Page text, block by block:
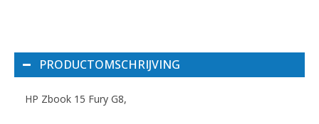
PRODUCTOMSCHRIJVING
HP Zbook 15 Fury G8,